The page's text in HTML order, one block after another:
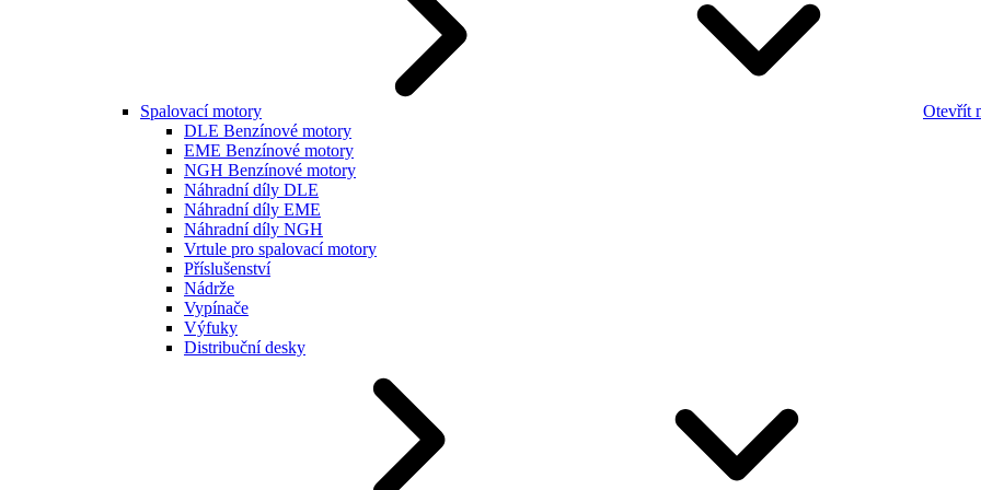
Spalovací motory
Otevřít
DLE Benzínové motory
EME Benzínové motory
NGH Benzínové motory
Náhradní díly DLE
Náhradní díly EME
Náhradní díly NGH
Vrtule pro spalovací motory
Příslušenství
Nádrže
Vypínače
Výfuky
Distribuční desky